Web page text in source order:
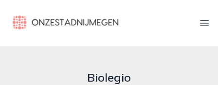
onzestadnijmegen.nl
Biolegio